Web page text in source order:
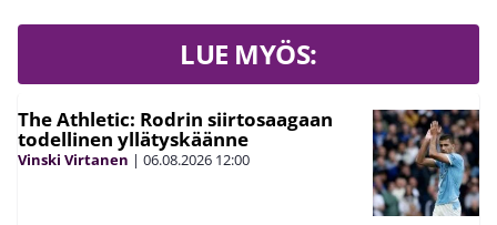
LUE MYÖS:
The Athletic: Rodrin siirtosaagaan
todellinen yllätyskäänne
Vinski Virtanen | 06.08.2026 12:00